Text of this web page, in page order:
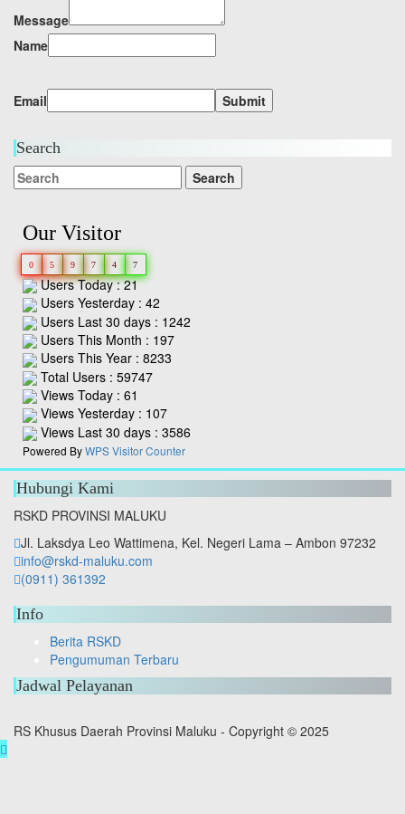
Message
Name
Email
Search
Our Visitor
0 5 9 7 4 7
Users Today : 21
Users Yesterday : 42
Users Last 30 days : 1242
Users This Month : 197
Users This Year : 8233
Total Users : 59747
Views Today : 61
Views Yesterday : 107
Views Last 30 days : 3586
Powered ByWPS Visitor Counter
Hubungi Kami
RSKD PROVINSI MALUKU
Jl. Laksdya Leo Wattimena, Kel. Negeri Lama – Ambon 97232
info@rskd-maluku.com
(0911) 361392
Info
Berita RSKD
Pengumuman Terbaru
Jadwal Pelayanan
RS Khusus Daerah Provinsi Maluku - Copyright © 2025